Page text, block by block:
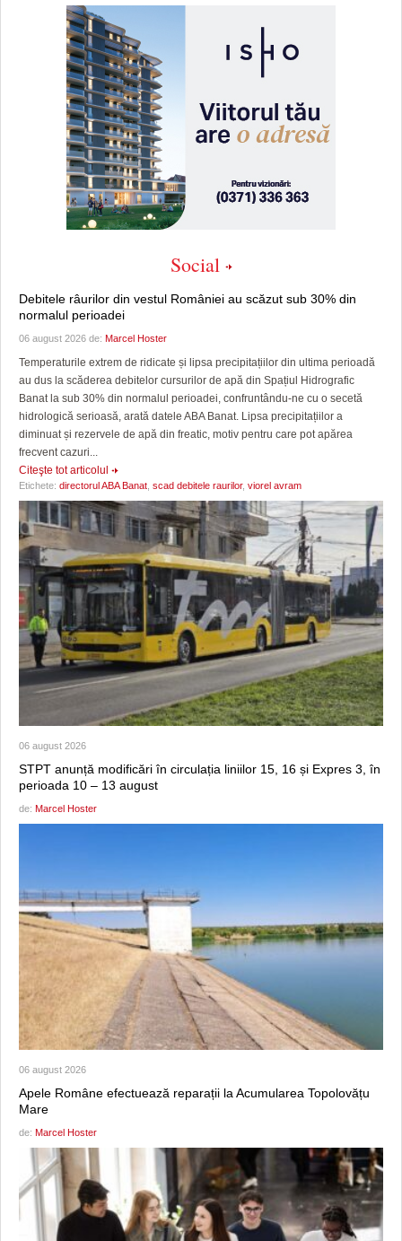
Social
Debitele râurilor din vestul României au scăzut sub 30% din
normalul perioadei
06 august 2026 de: Marcel Hoster
Temperaturile extrem de ridicate și lipsa precipitațiilor din ultima perioadă
au dus la scăderea debitelor cursurilor de apă din Spațiul Hidrografic
Banat la sub 30% din normalul perioadei, confruntându-ne cu o secetă
hidrologică serioasă, arată datele ABA Banat. Lipsa precipitațiilor a
diminuat și rezervele de apă din freatic, motiv pentru care pot apărea
frecvent cazuri...
Citeşte tot articolul
Etichete: directorul ABA Banat scad debitele raurilor, viorel avram
06 august 2026
STPT anunță modificări în circulația liniilor 15, 16 și Expres 3, în
perioada 10 – 13 august
de: Marcel Hoster
06 august 2026
Apele Române efectuează reparații la Acumularea Topolovățu
Mare
de: Marcel Hoster